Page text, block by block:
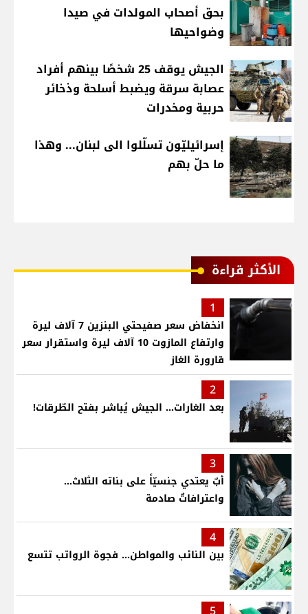
بحق أصحاب المولدات في صيدا
وضواحيها
الجيش يوقف 25 شخصًا بينهم أفراد
عصابة سرقة ويضبط أسلحة وذخائر
حربية ومخدرات
إسرائيليّون تسلّلوا الى لبنان... وهذا
ما حلّ بهم
الأكثر قراءة
1
انخفاض سعر صفيحتي البنزين 7 آلاف ليرة
وارتفاع المازوت 10 آلاف ليرة واستقرار سعر
قارورة الغاز
2
بعد الغارات... الجيش يُباشر بفتح الطّرقات!
3
أبٌ يعتدي جنسيّاً على بناته الثلاث…
واعترافاتٌ صادمة
4
بين النائب والمواطن... فجوة الرواتب تتسع